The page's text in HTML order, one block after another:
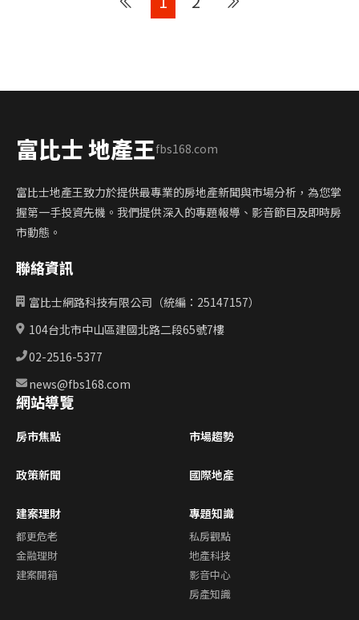
富比士 地產王fbs168.com
富比士地產王致力於提供最專業的房地產新聞與市場分析，為您掌
握第一手投資先機。我們提供深入的專題報導、影音節目及即時房
市動態。
聯絡資訊
富比士網路科技有限公司（統編：25147157）
104台北市中山區建國北路二段65號7樓
02-2516-5377
news@fbs168.com
網站導覽
房市焦點 市場趨勢
政策新聞 國際地產
建案理財
都更危老
金融理財
建案開箱
專題知識
私房觀點
地產科技
影音中心
房產知識